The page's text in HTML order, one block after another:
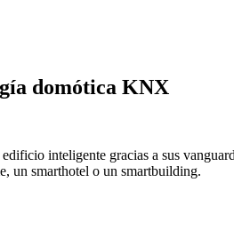
domótica KNX
inteligente gracias a sus
un smarthotel o un smartbuilding.